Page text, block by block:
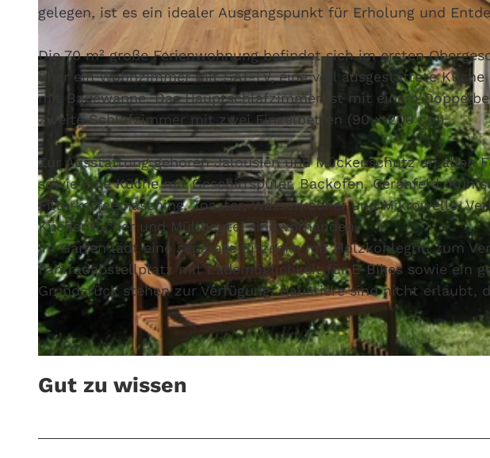
© Seenland Oder-Spree
gelegen, ist es ein idealer Ausgangspunkt für Erholung und
Die 70 m² große Ferienwohnung befindet sich im ersten
über ein Wohnzimmer mit SAT-TV, eine voll ausgestattete
mit Badewanne. Das Hauptschlafzimmer ist mit einem
zweite Schlafzimmer mit zwei Einzelbetten (90 × 200 cm).
Zur Ausstattung gehören Jalousien und Mückenschutz an allen
sowie eine Küche mit Geschirrspüler, Backofen, Ceranfeld,
Filterkaffeemaschine, Toaster, Wasserkocher und Mikrowelle.
Küchentücher und Müllbeutel sind vorhanden.
Im Garten lädt eine separate Sitzecke mit Holzkohlegrill zum
Fahrradabstellplatz mit Lademöglichkeit für E-Bikes sowie ein
Grundstück stehen zur Verfügung. Haustiere sind nicht erlaubt,
Gut zu wissen